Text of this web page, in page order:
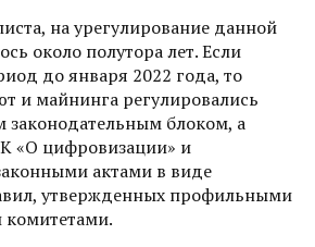
на урегулирование данной
около полутора лет. Если
до января 2022 года, то
и майнинга регулировались
законодательным блоком, а
«О цифровизации» и
актами в виде
утверж­денных профильными
комитетами.